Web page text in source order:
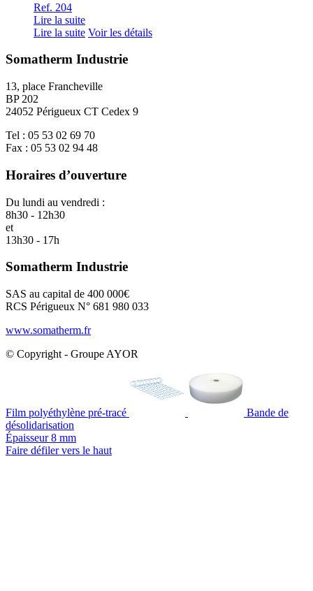
Ref. 204
Lire la suite
Lire la suite Voir les détails
Somatherm Industrie
13, place Francheville
BP 202
24052 Périgueux CT Cedex 9
Tel : 05 53 02 69 70
Fax : 05 53 02 94 48
Horaires d’ouverture
Du lundi au vendredi :
8h30 - 12h30
et
13h30 - 17h
Somatherm Industrie
SAS au capital de 400 000€
RCS Périgueux N° 681 980 033
www.somatherm.fr
© Copyright - Groupe AYOR
Film polyéthylène pré-tracé
Bande de
désolidarisation
Épaisseur 8 mm
Faire défiler vers le haut